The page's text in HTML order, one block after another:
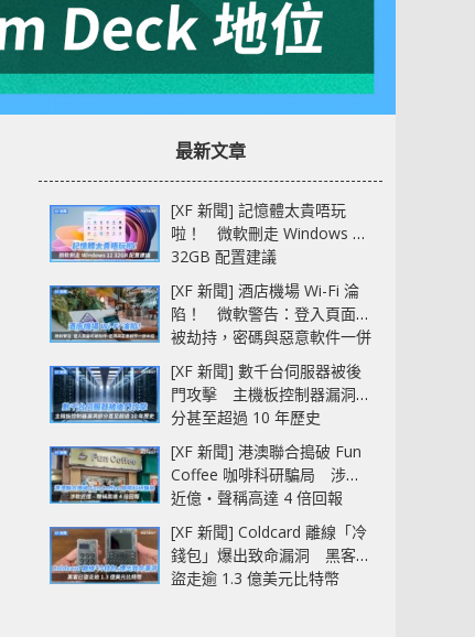
最新文章
[XF 新聞] 記憶體太貴唔玩
啦！ 微軟刪走 Windows 11
32GB 配置建議
[XF 新聞] 酒店機場 Wi-Fi 淪
陷！ 微軟警告：登入頁面可
被劫持，密碼與惡意軟件一併
中招
[XF 新聞] 數千台伺服器被後
門攻擊 主機板控制器漏洞部
分甚至超過 10 年歷史
[XF 新聞] 港澳聯合搗破 Fun
Coffee 咖啡科研騙局 涉款
近億‧聲稱高達 4 倍回報
[XF 新聞] Coldcard 離線「冷
錢包」爆出致命漏洞 黑客已
盜走逾 1.3 億美元比特幣